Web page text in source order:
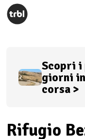
Scopri i
giorni
corsa >
Rifugio